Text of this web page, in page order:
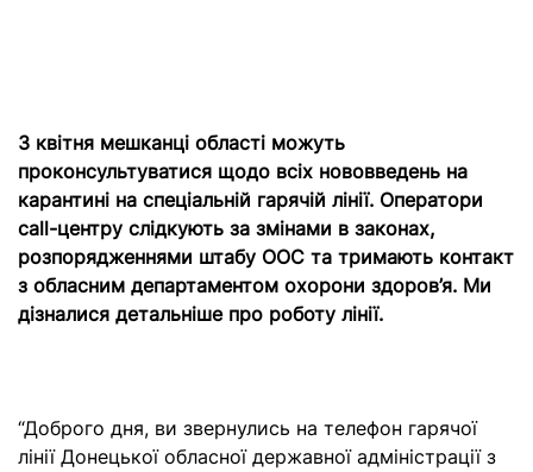
З квітня мешканці області можуть
проконсультуватися щодо всіх нововведень на
карантині на спеціальній гарячій лінії. Оператори
call-центру слідкують за змінами в законах,
розпорядженнями штабу ООС та тримають контакт
з обласним департаментом охорони здоров’я. Ми
дізналися детальніше про роботу лінії.
“Доброго дня, ви звернулись на телефон гарячої
лінії Донецької обласної державної адміністрації з